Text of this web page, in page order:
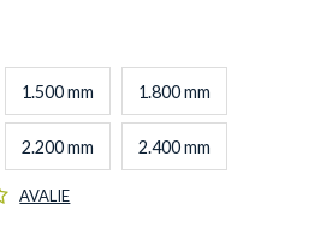
1.500 mm 1.800 mm
2.200 mm 2.400 mm
AVALIE